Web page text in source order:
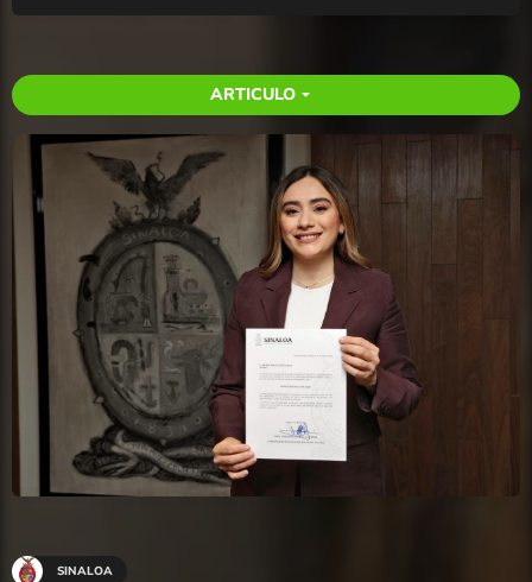
ARTICULO arrow_drop_down
SINALOA